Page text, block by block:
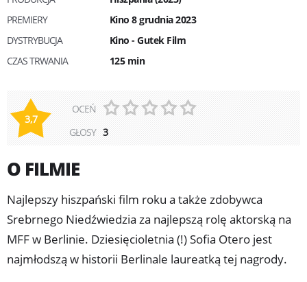
PREMIERY
Kino 8 grudnia 2023
DYSTRYBUCJA
Kino - Gutek Film
CZAS TRWANIA
125 min
3,7
OCEŃ
GŁOSY 3
O FILMIE
Najlepszy hiszpański film roku a także zdobywca
Srebrnego Niedźwiedzia za najlepszą rolę aktorską na
MFF w Berlinie. Dziesięcioletnia (!) Sofia Otero jest
najmłodszą w historii Berlinale laureatką tej nagrody.